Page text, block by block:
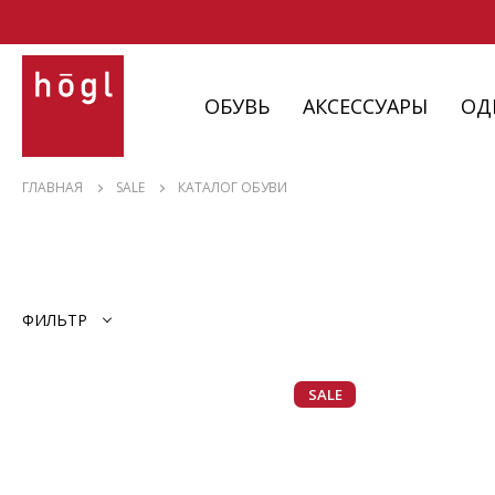
ОБУВЬ АКСЕССУАРЫ
ГЛАВНАЯ SALE КАТАЛОГ ОБУВИ
ФИЛЬТР
SALE